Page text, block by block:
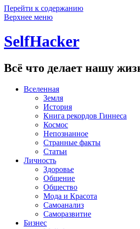
Перейти к содержанию
Верхнее меню
SelfHacker
Всё что делает нашу
Вселенная
Земля
История
Книга рекордов Гиннеса
Космос
Непознанное
Странные факты
Статьи
Личность
Здоровье
Общение
Общество
Мода и Красота
Самоанализ
Саморазвитие
Бизнес